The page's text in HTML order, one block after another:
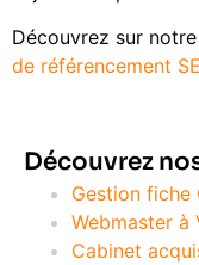
Découvrez sur
de référencement
Découvrez
Gestion fiche
Webmaster à
Cabinet